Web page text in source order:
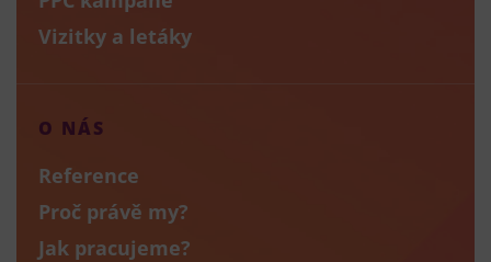
Vizitky a letáky
O NÁS
Reference
Proč právě my?
Jak pracujeme?